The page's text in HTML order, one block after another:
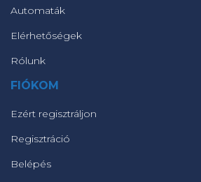
Automaták
Elérhetőségek
Rólunk
FIÓKOM
Ezért regisztráljon
Regisztráció
Belépés